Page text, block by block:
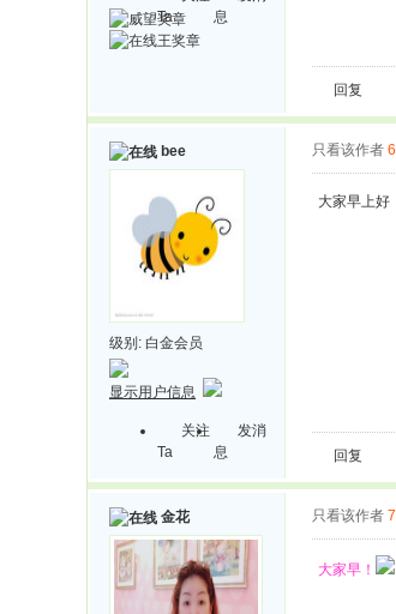
Ta
息
回复
bee
级别: 白金会员
显示用户信息
关注
Ta
发消
息
只看该作者 6
大家早上好
回复
金花 只看该作者 7
大家早！